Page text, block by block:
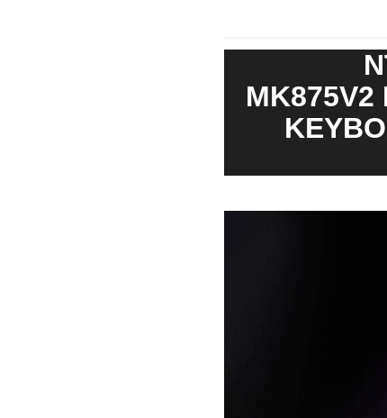
MK875V2